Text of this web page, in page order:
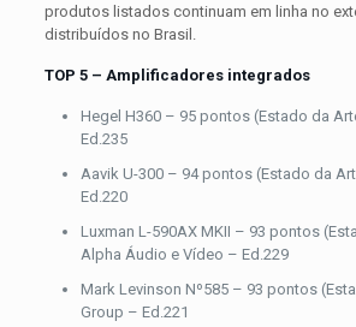
produtos listados continuam em linha no
distribuídos no Brasil.
TOP 5 – Amplificadores integrados
Hegel H360 – 95 pontos (Estado da
Ed.235
Aavik U-300 – 94 pontos (Estado da
Ed.220
Luxman L-590AX MKII – 93 pontos
Alpha Áudio e Vídeo – Ed.229
Mark Levinson Nº585 – 93 pontos
Group – Ed.221